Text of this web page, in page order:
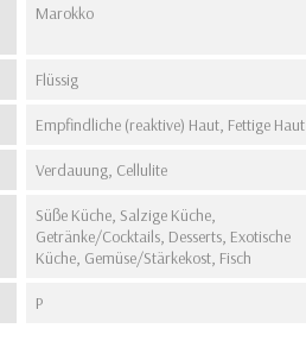
Marokko
Flüssig
Empfindliche (reaktive) Haut, Fettige Haut
Verdauung, Cellulite
Süße Küche, Salzige Küche,
Getränke/Cocktails, Desserts, Exotische
Küche, Gemüse/Stärkekost, Fisch
P